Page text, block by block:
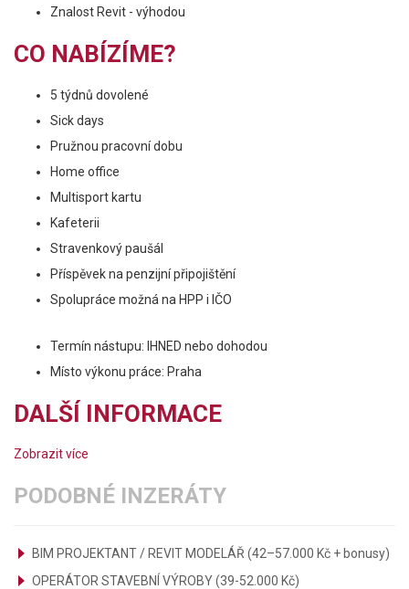
Znalost Revit - výhodou
CO NABÍZÍME?
5 týdnů dovolené
Sick days
Pružnou pracovní dobu
Home office
Multisport kartu
Kafeterii
Stravenkový paušál
Příspěvek na penzijní připojištění
Spolupráce možná na HPP i IČO
Termín nástupu: IHNED nebo dohodou
Místo výkonu práce: Praha
DALŠÍ INFORMACE
Zobrazit více
PODOBNÉ INZERÁTY
BIM PROJEKTANT / REVIT MODELÁŘ (42–57.000 Kč + bonusy)
OPERÁTOR STAVEBNÍ VÝROBY (39-52.000 Kč)